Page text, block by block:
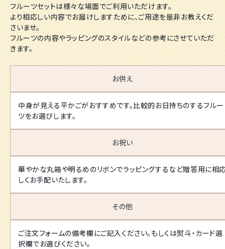
フルーツセットは様々な場面でご利用いただけます。
より相応しい内容でお届けしますために、ご用途を是非お教えくだ
さいませ。
フルーツの内容やラッピングのスタイルなどの参考にさせていただ
きます。
お供え
中身が見える平かごがおすすめです。比較的お日持ちのするフルー
ツをお選びします。
お祝い
華やかな丸箱や明るめのリボンでラッピングするなど贈答用に相
しくお手配いたします。
その他
ご注文フォームの備考欄にご記入ください。もしくは熨斗・カード選
択欄でお選びください。